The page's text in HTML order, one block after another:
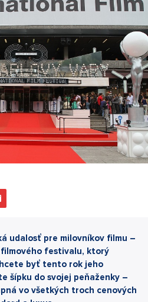
udalosť pre milovníkov filmu –
festivalu, ktorý
byť tento rok jeho
šípku do svojej peňaženky –
vo všetkých troch cenových